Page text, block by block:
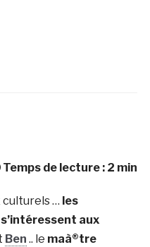
Temps de lecture : 2 min
culturels … les
aux
Ben .. le maà®tre